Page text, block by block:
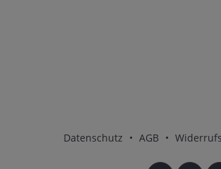
Datenschutz • AGB •